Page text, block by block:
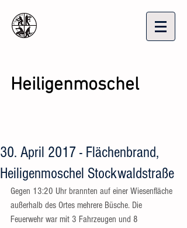
Heiligenmoschel
30. April 2017 - Flächenbrand,
Heiligenmoschel Stockwaldstraße
Gegen 13:20 Uhr brannten auf einer Wiesenfläche
außerhalb des Ortes mehrere Büsche. Die
Feuerwehr war mit 3 Fahrzeugen und 8